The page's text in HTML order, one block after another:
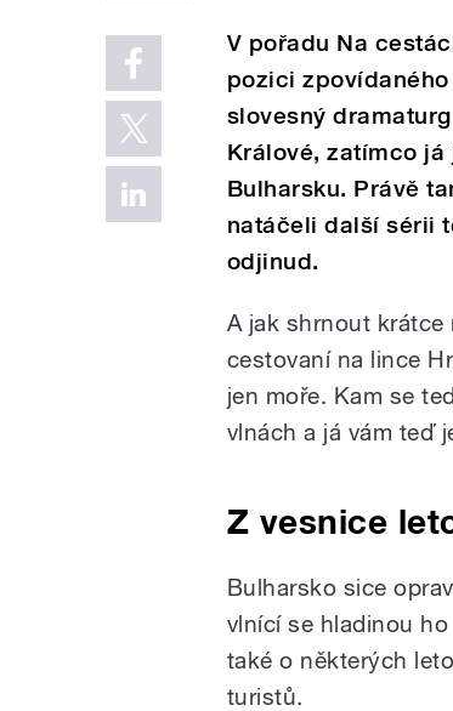
V pořadu Na
pozici
slovesný
Králové, zatímco
Bulharsku. Právě
natáčeli další sérii
odjinud.
A jak shrnout
cestovaní na lince
jen moře. Kam se
vlnách a já vám teď
Z vesnice
Bulharsko sice
vlnící se hladinou
také o některých
turistů.